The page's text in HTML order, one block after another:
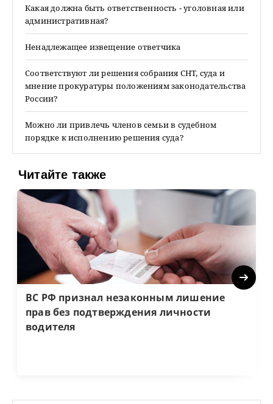
Какая должна быть ответственность - уголовная или
административная?
Ненадлежащее извещение ответчика
Соответствуют ли решения собрания СНТ, суда и
мнение прокуратуры положениям законодательства
России?
Можно ли привлечь членов семьи в судебном
порядке к исполнению решения суда?
Читайте также
ВС РФ признал незаконным лишение
прав без подтверждения личности
водителя
Next